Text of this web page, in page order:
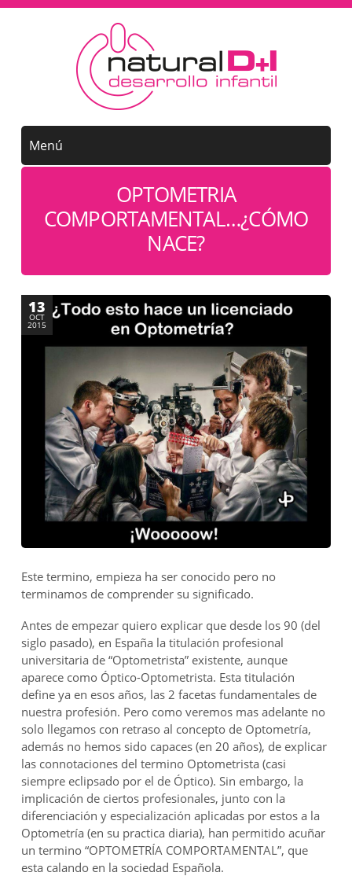
OPTOMETRIA
COMPORTAMENTAL…¿CÓMO
NACE?
13
OCT
2015
Este termino, empieza ha ser conocido pero no
terminamos de comprender su significado.
Antes de empezar quiero explicar que desde los 90 (del
siglo pasado), en España la titulación profesional
universitaria de “Optometrista” existente, aunque
aparece como Óptico-Optometrista. Esta titulación
define ya en esos años, las 2 facetas fundamentales de
nuestra profesión. Pero como veremos mas adelante no
solo llegamos con retraso al concepto de Optometría,
además no hemos sido capaces (en 20 años), de explicar
las connotaciones del termino Optometrista (casi
siempre eclipsado por el de Óptico). Sin embargo, la
implicación de ciertos profesionales, junto con la
diferenciación y especialización aplicadas por estos a la
Optometría (en su practica diaria), han permitido acuñar
un termino “OPTOMETRÍA COMPORTAMENTAL”, que
esta calando en la sociedad Española.